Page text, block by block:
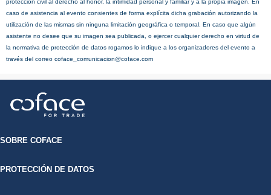
protección civil al derecho al honor, la intimidad personal y familiar y a la propia imagen. En
caso de asistencia al evento consientes de forma explícita dicha grabación autorizando la
utilización de las mismas sin ninguna limitación geográfica o temporal. En caso que algún
asistente no desee que su imagen sea publicada, o ejercer cualquier derecho en virtud de
la normativa de protección de datos rogamos lo indique a los organizadores del evento a
través del correo coface_comunicacion@coface.com
SOBRE COFACE
PROTECCIÓN DE DATOS